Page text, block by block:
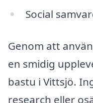
Social
Genom att
en smidig
bastu i Vittsjö.
research eller